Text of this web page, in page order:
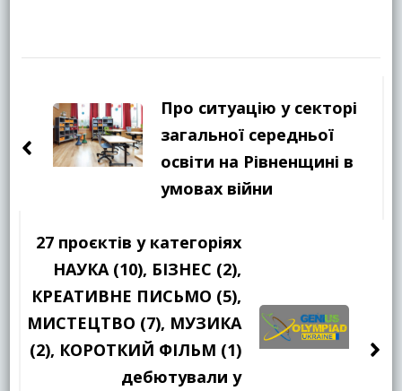
по
запису
Про ситуацію у секторі
загальної середньої
освіти на Рівненщині в
умовах війни
27 проєктів у категоріях
НАУКА (10), БІЗНЕС (2),
КРЕАТИВНЕ ПИСЬМО (5),
МИСТЕЦТВО (7), МУЗИКА
(2), КОРОТКИЙ ФІЛЬМ (1)
дебютували у